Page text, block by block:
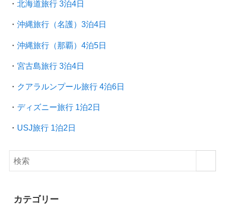
・ 北海道旅行 3泊4日
・ 沖縄旅行（名護）3泊4日
・ 沖縄旅行（那覇）4泊5日
・ 宮古島旅行 3泊4日
・ クアラルンプール旅行 4泊6日
・ ディズニー旅行 1泊2日
・ USJ旅行 1泊2日
カテゴリー